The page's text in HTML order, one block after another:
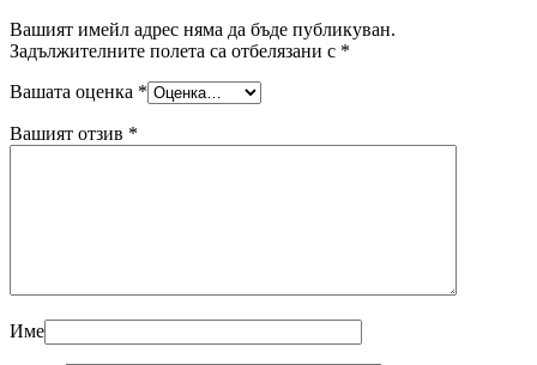
Вашият имейл адрес няма да бъде публикуван.
Задължителните полета са отбелязани с *
Вашата оценка *
Вашият отзив *
Име